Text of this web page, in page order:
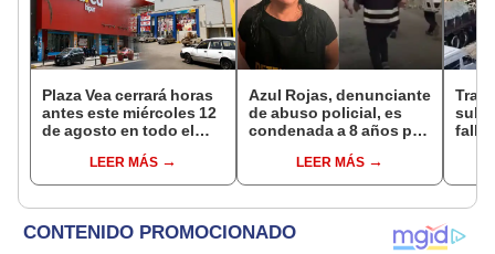
Plaza Vea cerrará horas
antes este miércoles 12
de agosto en todo el
hasta las 7 p.m.
LEER MÁS
Azul Rojas, denunciante
de abuso policial, es
condenada a 8 años por
en TrujilloLEER MÁS
sube